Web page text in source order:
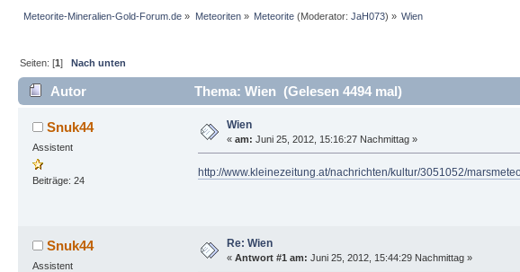
Meteorite-Mineralien-Gold-Forum.de » Meteoriten» Meteorite(Moderator: JaH073) » Wien
Seiten: [1]Nach unten
Autor Thema: Wien (Gelesen 4494 mal)
Snuk44
Assistent
Beiträge: 24
Wien
« am: Juni 25, 2012, 15:16:27 Nachmittag »
http://www.kleinezeitung.at/nachrichten/kultur/3051052/
Snuk44
Assistent
Re: Wien
« Antwort #1 am: Juni 25, 2012, 15:44:29 Nachmittag »